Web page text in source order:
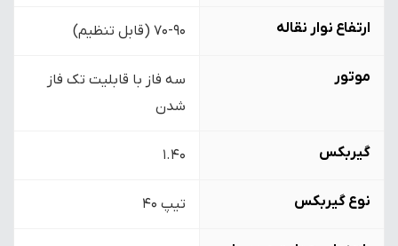
ارتفاع نوار نقاله ۷۰-۹۰ (قابل تنظیم)
موتور
سه فاز با قابلیت تک فاز
شدن
گیربکس ۱.۴۰
نوع گیربکس تیپ ۴۰